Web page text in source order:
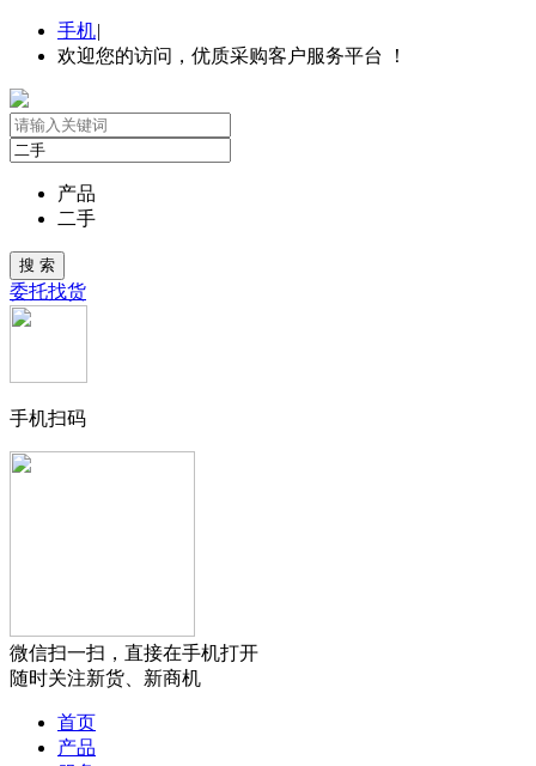
手机|
欢迎您的访问，优质采购客户服务平台 ！
产品
二手
委托找货
手机扫码
微信扫一扫，直接在手机打开
随时关注新货、新商机
首页
产品